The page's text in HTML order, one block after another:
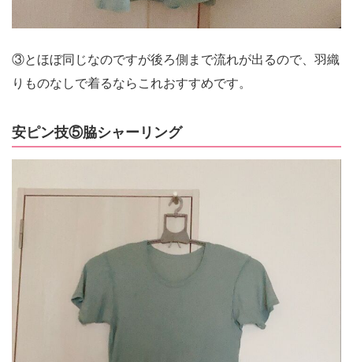
③とほぼ同じなのですが後ろ側まで流れが出るので、羽織
りものなしで着るならこれおすすめです。
安ピン技⑤脇シャーリング